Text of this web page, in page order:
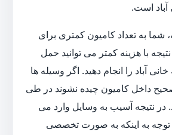
آباد است.
شما به تعداد کامیون کمتری برای
نتیجه با هزینه کمتر می توانید حمل
خانی آباد را انجام دهید. اگر وسیله ها
داخل کامیون چیده نشوند در طی
نتیجه آسیب به وسایل وارد می
توجه به اینکه به صورت تخصصی